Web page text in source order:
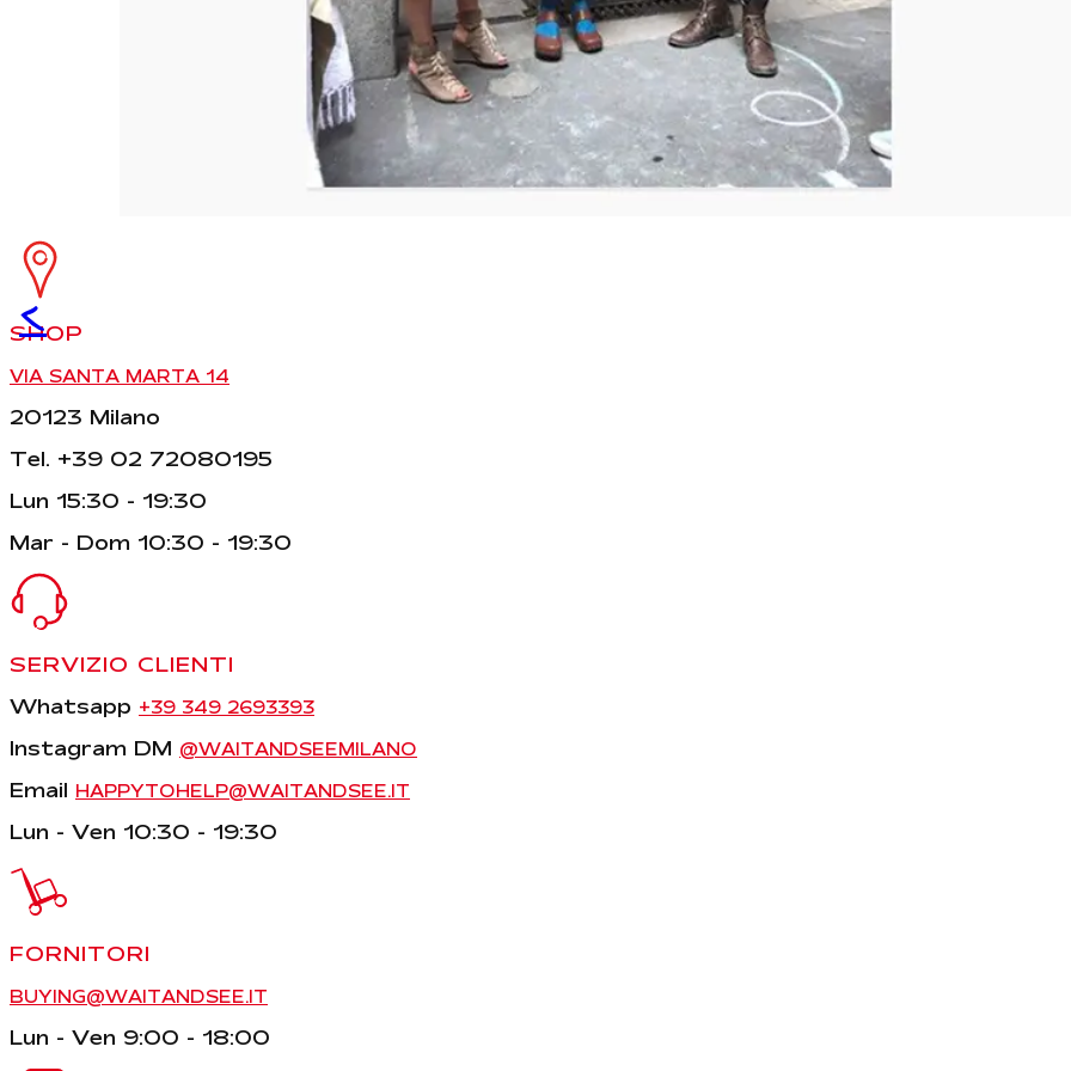
<
SHOP
VIA SANTA MARTA 14
20123 Milano
Tel. +39 02 72080195
Lun 15:30 - 19:30
Mar - Dom 10:30 - 19:30
SERVIZIO CLIENTI
Whatsapp +39 349 2693393
Instagram DM @WAITANDSEEMILANO
Email HAPPYTOHELP@WAITANDSEE.IT
Lun - Ven 10:30 - 19:30
FORNITORI
BUYING@WAITANDSEE.IT
Lun - Ven 9:00 - 18:00